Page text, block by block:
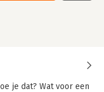
je dat? Wat voor een